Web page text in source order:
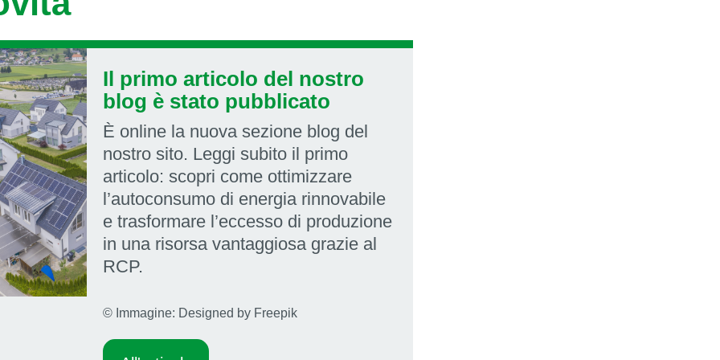
Il primo articolo del nostro
blog è stato pubblicato
È online la nuova sezione blog del
nostro sito. Leggi subito il primo
articolo: scopri come ottimizzare
l’autoconsumo di energia rinnovabile
e trasformare l’eccesso di produzione
in una risorsa vantaggiosa grazie al
RCP.
© Immagine: Designed by Freepik